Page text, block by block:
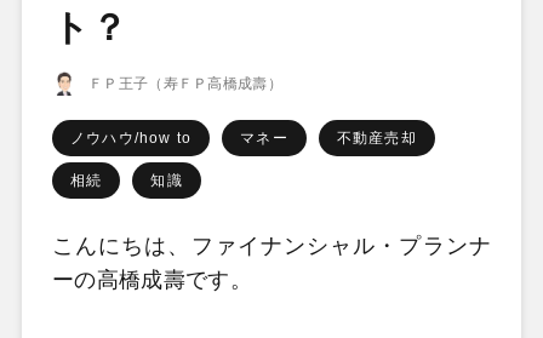
ト？
ＦＰ王子（寿ＦＰ高橋成壽）
ノウハウ/how to マネー 不動産売却
相続 知識
こんにちは、ファイナンシャル・プランナ
ーの高橋成壽です。